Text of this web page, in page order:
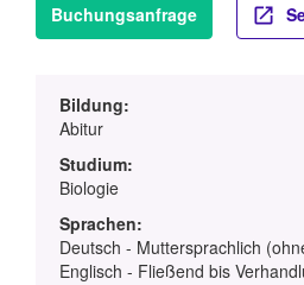
Buchungsanfrage
Bildung:
Abitur
Studium:
Biologie
Sprachen:
Deutsch - Muttersprachlich
Englisch - Fließend bis